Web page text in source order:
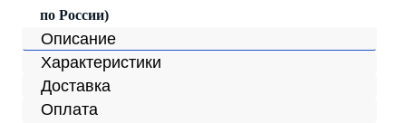
по России)
Описание
Характеристики
Доставка
Оплата